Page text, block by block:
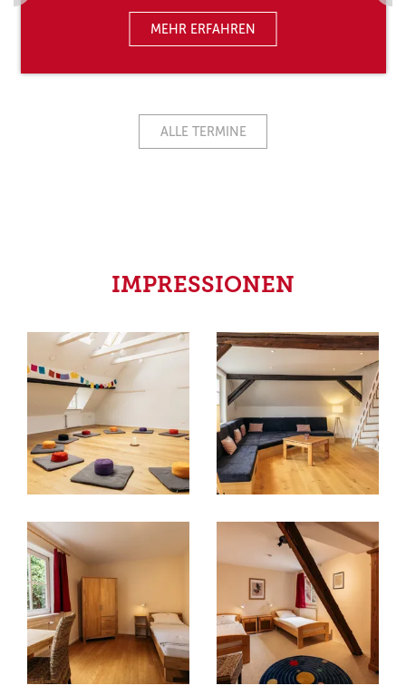
MEHR ERFAHREN
ALLE TERMINE
IMPRESSIONEN